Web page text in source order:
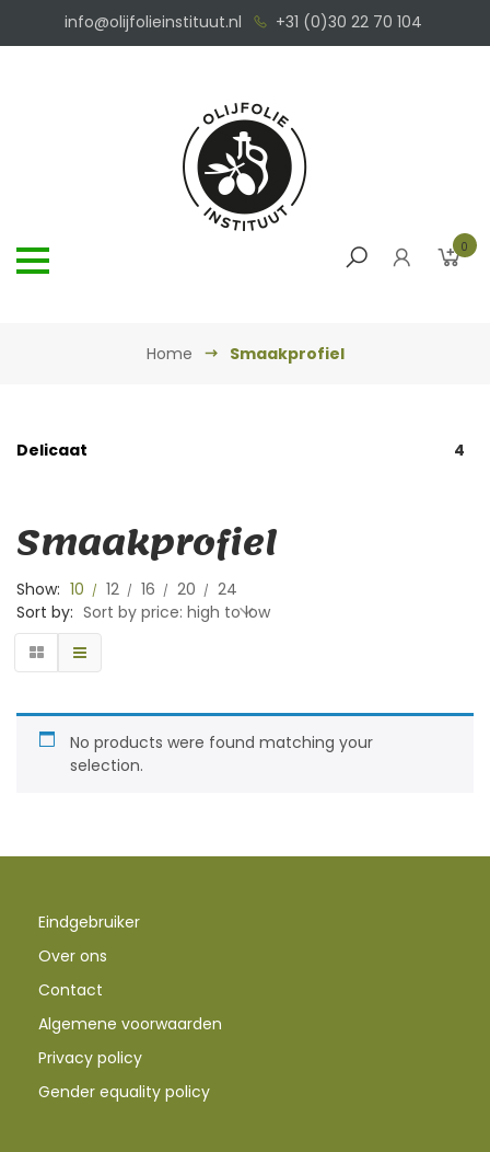
info@olijfolieinstituut.nl +31 (0)30 22 70 104
0
Home Smaakprofiel
Delicaat 4
Smaakprofiel
Show: 10 12 16 20
24
Sort by: Sort by price: high to low
No products were found matching your
selection.
Eindgebruiker
Over ons
Contact
Algemene voorwaarden
Privacy policy
Gender equality policy